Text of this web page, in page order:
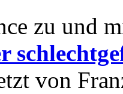
zu und
von